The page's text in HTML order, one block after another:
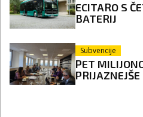
ECITARO S
BATERIJ
Subvencije
PET